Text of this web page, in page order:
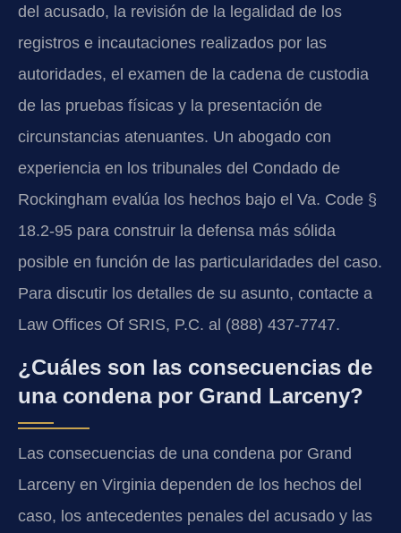
del acusado, la revisión de la legalidad de los
registros e incautaciones realizados por las
autoridades, el examen de la cadena de custodia
de las pruebas físicas y la presentación de
circunstancias atenuantes. Un abogado con
experiencia en los tribunales del Condado de
Rockingham evalúa los hechos bajo el Va. Code §
18.2-95 para construir la defensa más sólida
posible en función de las particularidades del caso.
Para discutir los detalles de su asunto, contacte a
Law Offices Of SRIS, P.C. al (888) 437-7747.
¿Cuáles son las consecuencias de
una condena por Grand Larceny?
Las consecuencias de una condena por Grand
Larceny en Virginia dependen de los hechos del
caso, los antecedentes penales del acusado y las